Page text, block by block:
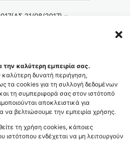
την καλύτερη εμπειρία σας.
δυνατή περιήγηση,
τα cookies για τη συλλογή δεδομένων
τη συμπεριφορά σας στον ιστότοπό
αποκλειστικά για
να βελτιώσουμε την εμπειρία χρήσης.
τη χρήση cookies, κάποιες
ιστότοπου ενδέχεται να μη λειτουργούν
21/08/2017) –